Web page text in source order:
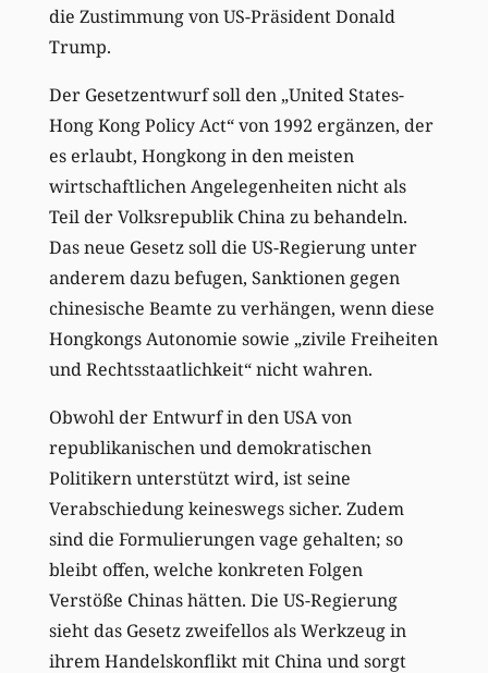
die Zustimmung von US-Präsident Donald
Trump.
Der Gesetzentwurf soll den „United States-
Hong Kong Policy Act“ von 1992 ergänzen, der
es erlaubt, Hongkong in den meisten
wirtschaftlichen Angelegenheiten nicht als
Teil der Volksrepublik China zu behandeln.
Das neue Gesetz soll die US-Regierung unter
anderem dazu befugen, Sanktionen gegen
chinesische Beamte zu verhängen, wenn diese
Hongkongs Autonomie sowie „zivile Freiheiten
und Rechtsstaatlichkeit“ nicht wahren.
Obwohl der Entwurf in den USA von
republikanischen und demokratischen
Politikern unterstützt wird, ist seine
Verabschiedung keineswegs sicher. Zudem
sind die Formulierungen vage gehalten; so
bleibt offen, welche konkreten Folgen
Verstöße Chinas hätten. Die US-Regierung
sieht das Gesetz zweifellos als Werkzeug in
ihrem Handelskonflikt mit China und sorgt